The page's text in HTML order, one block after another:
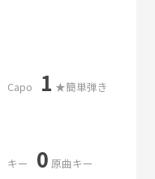
Capo 1 ★簡単弾き
キー 0 原曲キー